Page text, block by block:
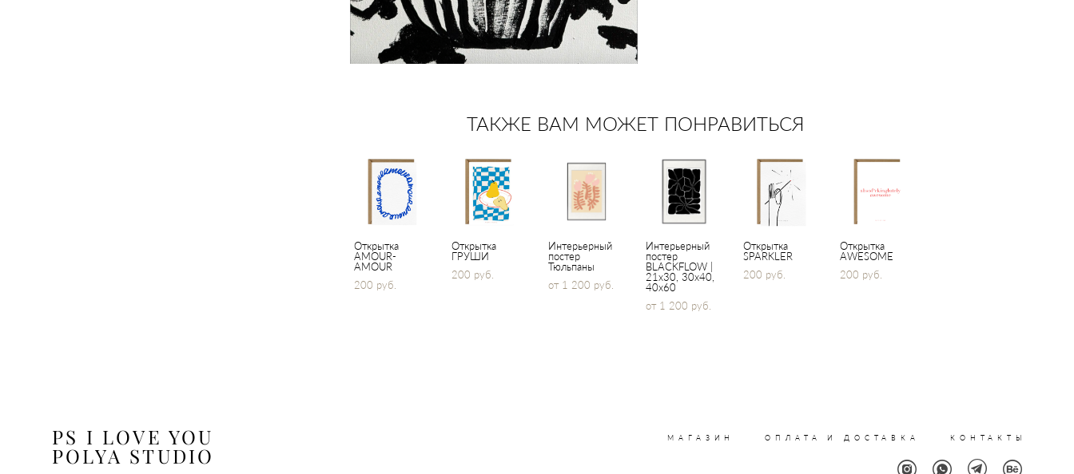
ТАКЖЕ ВАМ МОЖЕТ ПОНРАВИТЬСЯ
Открытка
AMOUR-
AMOUR
200 pуб.
Открытка
ГРУШИ
200 pуб.
Интерьерный
постер
Тюльпаны
от 1 200 pуб.
Интерьерный
постер
BLACKFLOW |
21x30, 30х40,
40x60
от 1 200 pуб.
Открытка
SPARKLER
200 pуб.
Открытка
AWESOME
200 pуб.
PS I LOVE YOU
POLYA STUDIO
МАГАЗИН ОПЛАТА И ДОСТАВКА КОНТАКТЫ